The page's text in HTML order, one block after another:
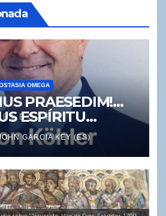
OMEGA
PRAESEDIM!…
ESPÍRITU
GARCIA KEY (ES)